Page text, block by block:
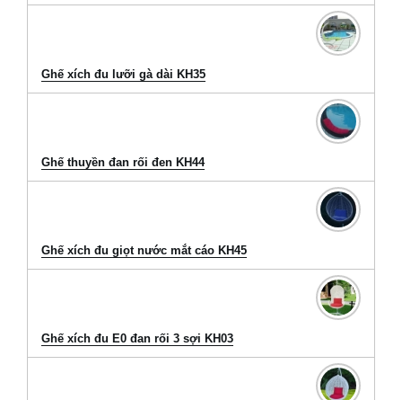
Ghế xích đu lưỡi gà dài KH35
Ghế thuyền đan rối đen KH44
Ghế xích đu giọt nước mắt cáo KH45
Ghế xích đu E0 đan rối 3 sợi KH03